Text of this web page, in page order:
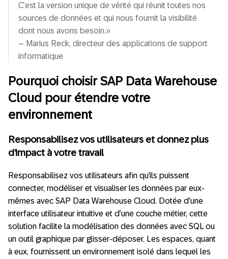
C’est la version unique de vérité qui réunit toutes nos
sources de données et qui nous fournit la visibilité
dont nous avons besoin.»
– Marius Reck, directeur des applications de support
informatique
Pourquoi choisir SAP Data Warehouse
Cloud pour étendre votre
environnement
Responsabilisez vos utilisateurs et donnez plus
d’impact à votre travail
Responsabilisez vos utilisateurs afin qu’ils puissent
connecter, modéliser et visualiser les données par eux-
mêmes avec SAP Data Warehouse Cloud. Dotée d’une
interface utilisateur intuitive et d’une couche métier, cette
solution facilite la modélisation des données avec SQL ou
un outil graphique par glisser-déposer. Les espaces, quant
à eux, fournissent un environnement isolé dans lequel les